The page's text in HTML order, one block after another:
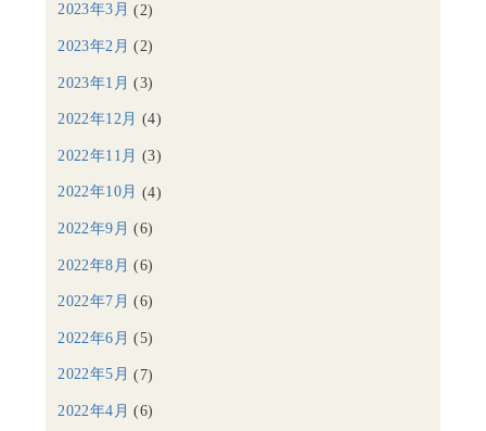
2023年3月 (2)
2023年2月 (2)
2023年1月 (3)
2022年12月 (4)
2022年11月 (3)
2022年10月 (4)
2022年9月 (6)
2022年8月 (6)
2022年7月 (6)
2022年6月 (5)
2022年5月 (7)
2022年4月 (6)